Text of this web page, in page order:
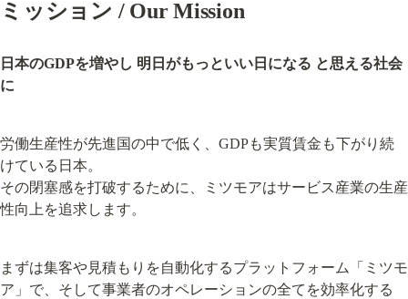
ミッション / Our Mission
日本のGDPを増やし 明日がもっといい日になる と思える社会
に
労働生産性が先進国の中で低く、GDPも実質賃金も下がり続
けている日本。
その閉塞感を打破するために、ミツモアはサービス産業の生産
性向上を追求します。
まずは集客や見積もりを自動化するプラットフォーム「ミツモ
ア」で、そして事業者のオペレーションの全てを効率化する